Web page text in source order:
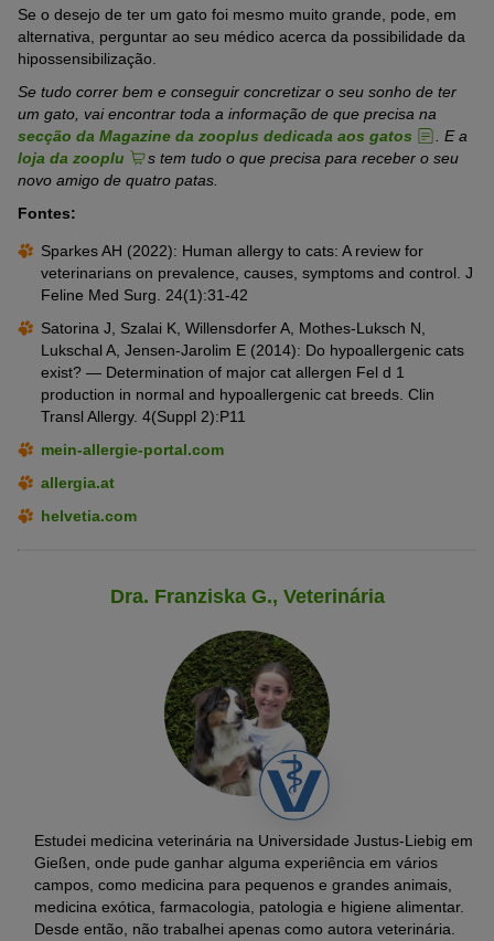
Se o desejo de ter um gato foi mesmo muito grande, pode, em
alternativa, perguntar ao seu médico acerca da possibilidade da
hipossensibilização.
Se tudo correr bem e conseguir concretizar o seu sonho de ter
um gato, vai encontrar toda a informação de que precisa na
secção da Magazine da zooplus dedicada aos gatos
. E a
loja da zooplu
s tem tudo o que precisa para receber o seu
novo amigo de quatro patas.
Fontes:
Sparkes AH (2022): Human allergy to cats: A review for
veterinarians on prevalence, causes, symptoms and control. J
Feline Med Surg. 24(1):31-42
Satorina J, Szalai K, Willensdorfer A, Mothes-Luksch N,
Lukschal A, Jensen-Jarolim E (2014): Do hypoallergenic cats
exist? — Determination of major cat allergen Fel d 1
production in normal and hypoallergenic cat breeds. Clin
Transl Allergy. 4(Suppl 2):P11
mein-allergie-portal.com
allergia.at
helvetia.com
Dra. Franziska G., Veterinária
Estudei medicina veterinária na Universidade Justus-Liebig em
Gießen, onde pude ganhar alguma experiência em vários
campos, como medicina para pequenos e grandes animais,
medicina exótica, farmacologia, patologia e higiene alimentar.
Desde então, não trabalhei apenas como autora veterinária.